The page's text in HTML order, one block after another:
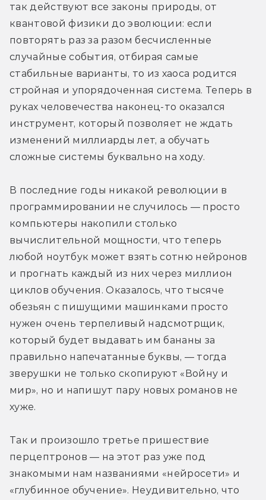
так действуют все законы природы, от
квантовой физики до эволюции: если
повторять раз за разом бесчисленные
случайные события, отбирая самые
стабильные варианты, то из хаоса родится
стройная и упорядоченная система. Теперь в
руках человечества наконец-то оказался
инструмент, который позволяет не ждать
изменений миллиарды лет, а обучать
сложные системы буквально на ходу.
В последние годы никакой революции в
программировании не случилось — просто
компьютеры накопили столько
вычислительной мощности, что теперь
любой ноутбук может взять сотню нейронов
и прогнать каждый из них через миллион
циклов обучения. Оказалось, что тысяче
обезьян с пишущими машинками просто
нужен очень терпеливый надсмотрщик,
который будет выдавать им бананы за
правильно напечатанные буквы, — тогда
зверушки не только скопируют «Войну и
мир», но и напишут пару новых романов не
хуже.
Так и произошло третье пришествие
перцептронов — на этот раз уже под
знакомыми нам названиями «нейросети» и
«глубинное обучение». Неудивительно, что